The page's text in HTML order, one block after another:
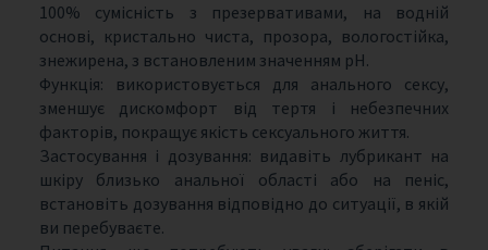
100% сумісність з презервативами, на водній
основі, кристально чиста, прозора, вологостійка,
знежирена, з встановленим значенням pH.
Функція: використовується для анального сексу,
зменшує дискомфорт від тертя і небезпечних
факторів, покращує якість сексуального життя.
Застосування і дозування: видавіть лубрикант на
шкіру близько анальної області або на пеніс,
встановіть дозування відповідно до ситуації, в якій
ви перебуваєте.